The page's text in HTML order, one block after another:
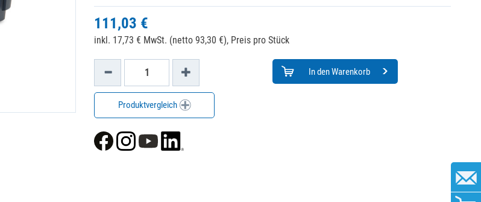
111,03 €
inkl. 17,73 € MwSt. (netto 93,30 €), Preis pro Stück
In den Warenkorb
Produktvergleich